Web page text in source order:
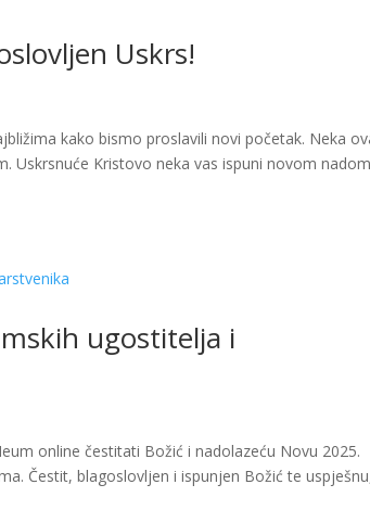
Uskrs!
kako bismo proslavili novi početak. Neka
Uskrsnuće Kristovo neka vas ispuni novom
ugostitelja i
online čestitati Božić i nadolazeću Novu 2025.
Čestit, blagoslovljen i ispunjen Božić te